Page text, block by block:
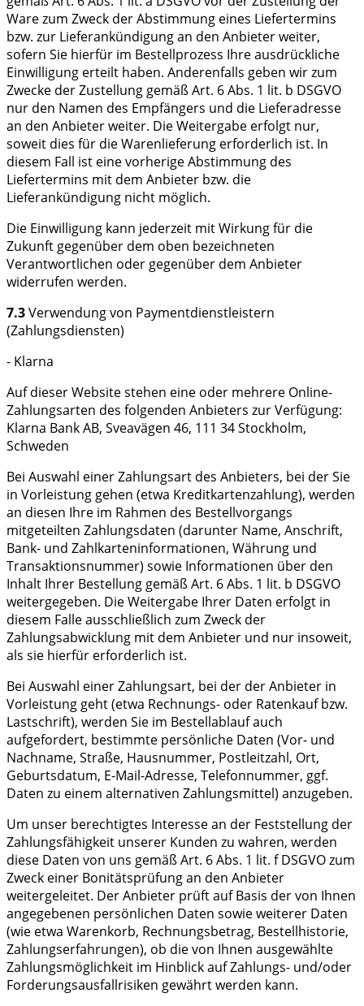
Ware zum Zweck der Abstimmung eines Liefertermins
bzw. zur Lieferankündigung an den Anbieter weiter,
sofern Sie hierfür im Bestellprozess Ihre ausdrückliche
Einwilligung erteilt haben. Anderenfalls geben wir zum
Zwecke der Zustellung gemäß Art. 6 Abs. 1 lit. b DSGVO
nur den Namen des Empfängers und die Lieferadresse
an den Anbieter weiter. Die Weitergabe erfolgt nur,
soweit dies für die Warenlieferung erforderlich ist. In
diesem Fall ist eine vorherige Abstimmung des
Liefertermins mit dem Anbieter bzw. die
Lieferankündigung nicht möglich.
Die Einwilligung kann jederzeit mit Wirkung für die
Zukunft gegenüber dem oben bezeichneten
Verantwortlichen oder gegenüber dem Anbieter
widerrufen werden.
7.3Verwendung von Paymentdienstleistern
(Zahlungsdiensten)
- Klarna
Auf dieser Website stehen eine oder mehrere Online-
Zahlungsarten des folgenden Anbieters zur Verfügung:
Klarna Bank AB, Sveavägen 46, 111 34 Stockholm,
Schweden
Bei Auswahl einer Zahlungsart des Anbieters, bei der Sie
in Vorleistung gehen (etwa Kreditkartenzahlung), werden
an diesen Ihre im Rahmen des Bestellvorgangs
mitgeteilten Zahlungsdaten (darunter Name, Anschrift,
Bank- und Zahlkarteninformationen, Währung und
Transaktionsnummer) sowie Informationen über den
Inhalt Ihrer Bestellung gemäß Art. 6 Abs. 1 lit. b DSGVO
weitergegeben. Die Weitergabe Ihrer Daten erfolgt in
diesem Falle ausschließlich zum Zweck der
Zahlungsabwicklung mit dem Anbieter und nur insoweit,
als sie hierfür erforderlich ist.
Bei Auswahl einer Zahlungsart, bei der der Anbieter in
Vorleistung geht (etwa Rechnungs- oder Ratenkauf bzw.
Lastschrift), werden Sie im Bestellablauf auch
aufgefordert, bestimmte persönliche Daten (Vor- und
Nachname, Straße, Hausnummer, Postleitzahl, Ort,
Geburtsdatum, E-Mail-Adresse, Telefonnummer, ggf.
Daten zu einem alternativen Zahlungsmittel) anzugeben.
Um unser berechtigtes Interesse an der Feststellung der
Zahlungsfähigkeit unserer Kunden zu wahren, werden
diese Daten von uns gemäß Art. 6 Abs. 1 lit. f DSGVO zum
Zweck einer Bonitätsprüfung an den Anbieter
weitergeleitet. Der Anbieter prüft auf Basis der von Ihnen
angegebenen persönlichen Daten sowie weiterer Daten
(wie etwa Warenkorb, Rechnungsbetrag, Bestellhistorie,
Zahlungserfahrungen), ob die von Ihnen ausgewählte
Zahlungsmöglichkeit im Hinblick auf Zahlungs- und/oder
Forderungsausfallrisiken gewährt werden kann.